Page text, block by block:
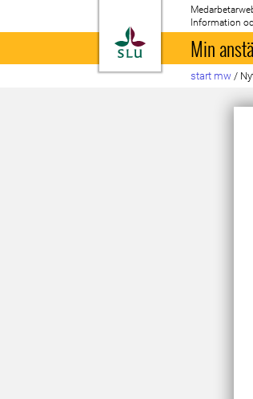
Till startsida
Information
Min
start mw /